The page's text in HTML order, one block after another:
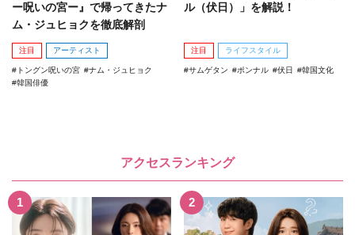
ー呪いの宮ー』で帰ってきたナ
ム・ジュヒョクを徹底解剖
注目 アーティスト
トングン呪いの宮
ナム・ジュヒョク
韓国俳優
ル（伏日）」を解説！
注目 ライフスタイル
サムゲタン ポンナル 伏日 韓国文化
アクセスランキング